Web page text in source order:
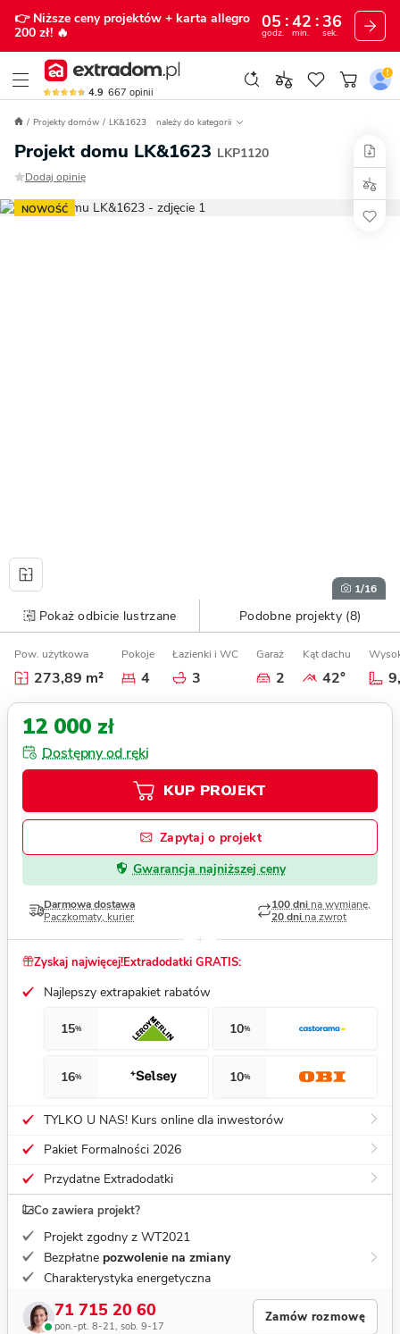
👉 Niższe ceny projektów + karta allegro
200 zł! 🔥
05
godz.
42
min.
35
sek.
4.9 667 opinii
Projekty domów LK&1623 należy do kategorii
Projekt domu LK&1623 LKP1120
Dodaj opinię
NOWOŚĆ
1/16
Pokaż odbicie lustrzane Podobne projekty (8)
Pow. użytkowa
273,89 m²
Pokoje
4
Łazienki i WC
3
Garaż
2
Kąt dachu
42°
12 000 zł
Dostępny od ręki
KUP PROJEKT
Zapytaj o projekt
Gwarancja najniższej ceny
Darmowa dostawa
Paczkomaty, kurier
100 dni na wymianę,
20 dni na zwrot
Zyskaj najwięcej!Extradodatki GRATIS:
Najlepszy extrapakiet rabatów
15% 10%
16% 10%
TYLKO U NAS! Kurs online dla inwestorów
Pakiet Formalności 2026
Przydatne Extradodatki
Co zawiera projekt?
Projekt zgodny z WT2021
Bezpłatne pozwolenie na zmiany
Charakterystyka energetyczna
71 715 20 60
pon.-pt. 8-21, sob. 9-17
Zamów rozmowę